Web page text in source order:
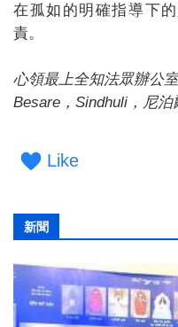
在孤如的明確指導下的
責。
心領最上全知法眾辦公室
Besare，Sindhuli，尼泊
Like
新聞